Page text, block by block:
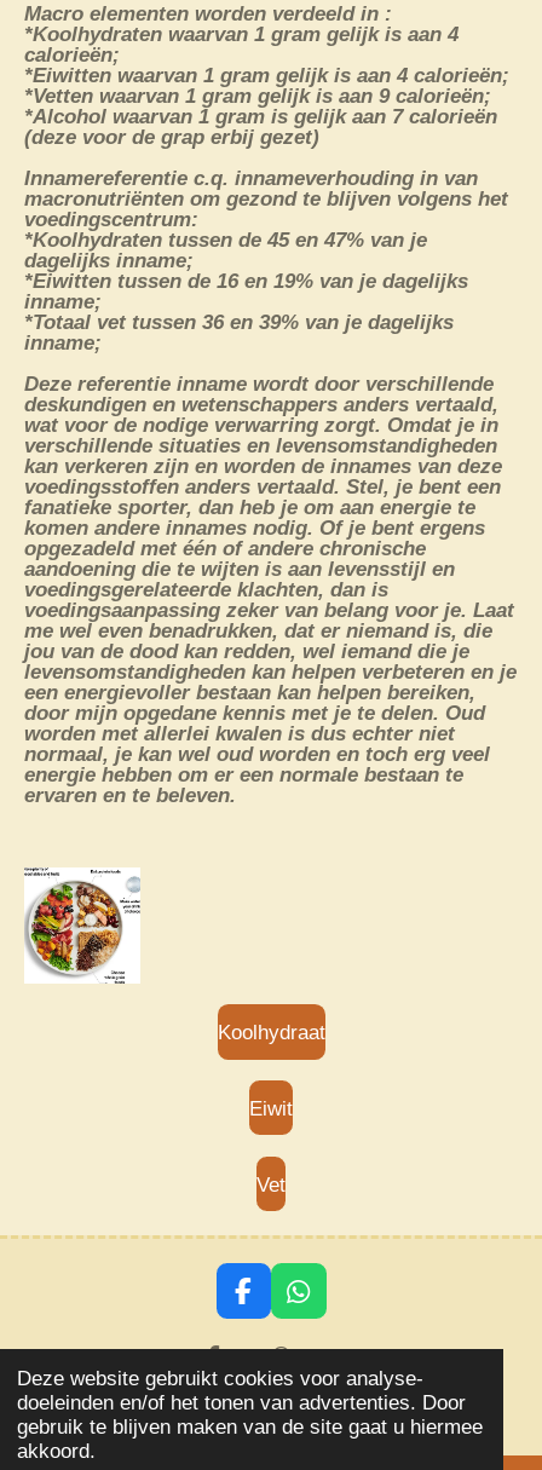
Deze website gebruikt cookies voor analyse-
doeleinden en/of het tonen van advertenties. Door
gebruik te blijven maken van de site gaat u hiermee
akkoord.
Macro elementen worden verdeeld in :
*Koolhydraten waarvan 1 gram gelijk is aan 4
calorieën;
*Eiwitten waarvan 1 gram gelijk is aan 4 calorieën;
*Vetten waarvan 1 gram gelijk is aan 9 calorieën;
*Alcohol waarvan 1 gram is gelijk aan 7 calorieën
(deze voor de grap erbij gezet)
Innamereferentie c.q. innameverhouding in van
macronutriënten om gezond te blijven volgens het
voedingscentrum:
*Koolhydraten tussen de 45 en 47% van je
dagelijks inname;
*Eiwitten tussen de 16 en 19% van je dagelijks
inname;
*Totaal vet tussen 36 en 39% van je dagelijks
inname;
Deze referentie inname wordt door verschillende
deskundigen en wetenschappers anders vertaald,
wat voor de nodige verwarring zorgt. Omdat je in
verschillende situaties en levensomstandigheden
kan verkeren zijn en worden de innames van deze
voedingsstoffen anders vertaald. Stel, je bent een
fanatieke sporter, dan heb je om aan energie te
komen andere innames nodig. Of je bent ergens
opgezadeld met één of andere chronische
aandoening die te wijten is aan levensstijl en
voedingsgerelateerde klachten, dan is
voedingsaanpassing zeker van belang voor je. Laat
me wel even benadrukken, dat er niemand is, die
jou van de dood kan redden, wel iemand die je
levensomstandigheden kan helpen verbeteren en je
een energievoller bestaan kan helpen bereiken,
door mijn opgedane kennis met je te delen. Oud
worden met allerlei kwalen is dus echter niet
normaal, je kan wel oud worden en toch erg veel
energie hebben om er een normale bestaan te
ervaren en te beleven.
Koolhydraat
Eiwit
Vet
F
a
c
e
b
o
W
h
a
t
s
A
Delen Delen
© 2018 - 2026 Aqlevensstijl
Powered by JouwWeb